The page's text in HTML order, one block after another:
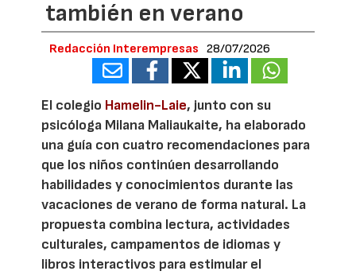
también en verano
Redacción Interempresas 28/07/2026
El colegio Hamelin-Laie, junto con su
psicóloga Milana Maliaukaite, ha elaborado
una guía con cuatro recomendaciones para
que los niños continúen desarrollando
habilidades y conocimientos durante las
vacaciones de verano de forma natural. La
propuesta combina lectura, actividades
culturales, campamentos de idiomas y
libros interactivos para estimular el